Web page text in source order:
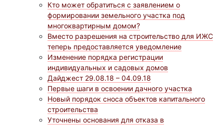
Кто может обратиться с заявлением о
формировании земельного участка под
многоквартирным домом?
Вместо разрешения на строительство для ИЖС
теперь предоставляется уведомление
Изменение порядка регистрации
индивидуальных и садовых домов
Дайджест 29.08.18 – 04.09.18
Первые шаги в освоении дачного участка
Новый порядок сноса объектов капитального
строительства
Уточнены основания для отказа в